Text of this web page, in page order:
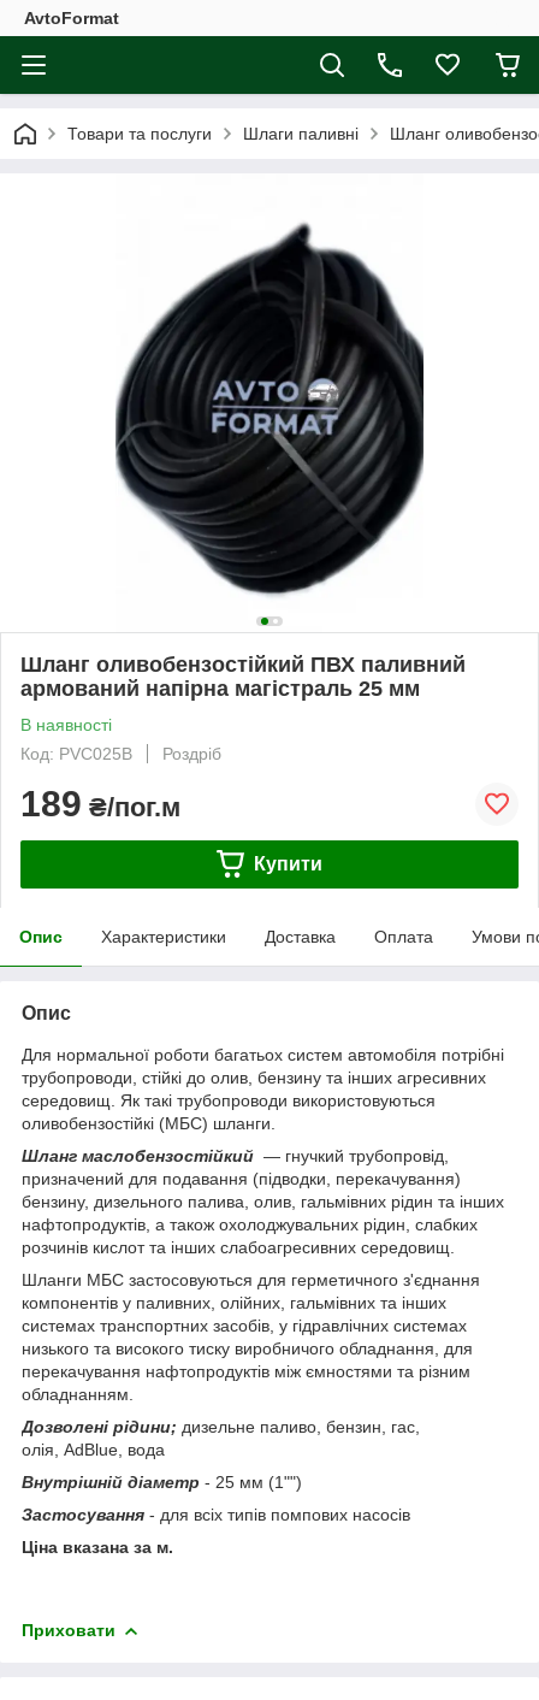
AvtoFormat
Товари та послуги Шлаги паливні Шланг
Шланг оливобензостійкий ПВХ паливний
армований напірна магістраль 25 мм
В наявності
Код: PVC025В
Роздріб
189 ₴/пог.м
Купити
Опис Характеристики Доставка Оплата Умови
Опис
Для нормальної роботи багатьох систем автомобіля потрібні
трубопроводи, стійкі до олив, бензину та інших агресивних
середовищ. Як такі трубопроводи використовуються
оливобензостійкі (МБС) шланги.
Шланг маслобензостійкий — гнучкий трубопровід,
призначений для подавання (підводки, перекачування)
бензину, дизельного палива, олив, гальмівних рідин та інших
нафтопродуктів, а також охолоджувальних рідин, слабких
розчинів кислот та інших слабоагресивних середовищ.
Шланги МБС застосовуються для герметичного з'єднання
компонентів у паливних, олійних, гальмівних та інших
системах транспортних засобів, у гідравлічних системах
низького та високого тиску виробничого обладнання, для
перекачування нафтопродуктів між ємностями та різним
обладнанням.
Дозволені рідини; дизельне паливо, бензин, гас,
олія, AdBlue, вода
Внутрішній діаметр - 25 мм (1"")
Застосування - для всіх типів помпових насосів
Ціна вказана за м.
Приховати